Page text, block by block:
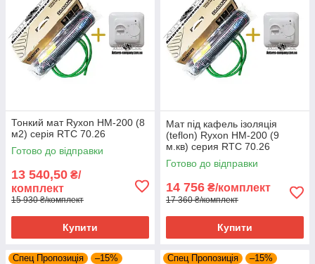
Тонкий мат Ryxon HM-200 (8
м2) серія RTC 70.26
Готово до відправки
13 540,50 ₴/
комплект
15 930 ₴/комплект
Купити
Мат під кафель ізоляція
(teflon) Ryxon HM-200 (9
м.кв) серия RTC 70.26
Готово до відправки
14 756 ₴/комплект
17 360 ₴/комплект
Купити
Спец Пропозиція –15% Спец Пропозиція –15%